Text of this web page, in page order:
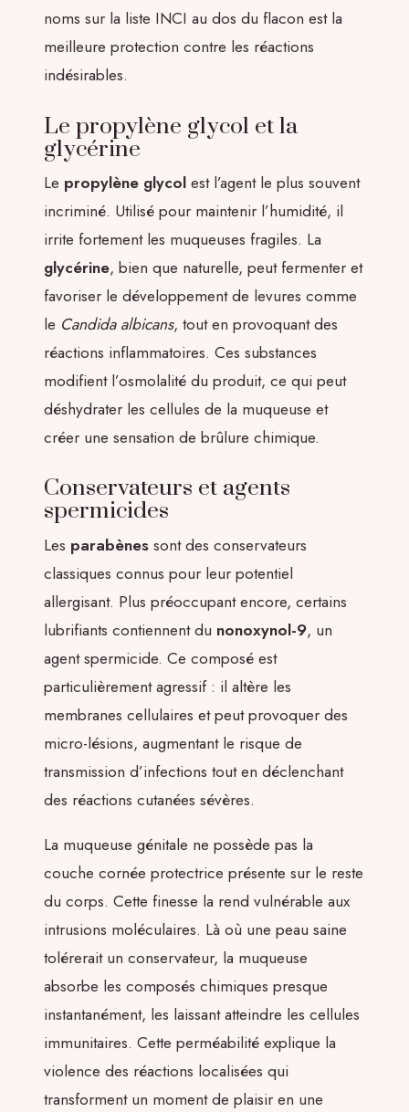
noms sur la liste INCI au dos du flacon est la
meilleure protection contre les réactions
indésirables.
Le propylène glycol et la
glycérine
Le propylène glycol est l’agent le plus souvent
incriminé. Utilisé pour maintenir l’humidité, il
irrite fortement les muqueuses fragiles. La
glycérine, bien que naturelle, peut fermenter et
favoriser le développement de levures comme
le Candida albicans, tout en provoquant des
réactions inflammatoires. Ces substances
modifient l’osmolalité du produit, ce qui peut
déshydrater les cellules de la muqueuse et
créer une sensation de brûlure chimique.
Conservateurs et agents
spermicides
Les parabènes sont des conservateurs
classiques connus pour leur potentiel
allergisant. Plus préoccupant encore, certains
lubrifiants contiennent du nonoxynol-9, un
agent spermicide. Ce composé est
particulièrement agressif : il altère les
membranes cellulaires et peut provoquer des
micro-lésions, augmentant le risque de
transmission d’infections tout en déclenchant
des réactions cutanées sévères.
La muqueuse génitale ne possède pas la
couche cornée protectrice présente sur le reste
du corps. Cette finesse la rend vulnérable aux
intrusions moléculaires. Là où une peau saine
tolérerait un conservateur, la muqueuse
absorbe les composés chimiques presque
instantanément, les laissant atteindre les cellules
immunitaires. Cette perméabilité explique la
violence des réactions localisées qui
transforment un moment de plaisir en une